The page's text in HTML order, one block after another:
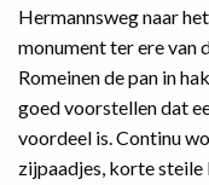
Hermannsweg naar
monument ter ere van
Romeinen de pan in
goed voorstellen dat
voordeel is. Continu
zijpaadjes, korte